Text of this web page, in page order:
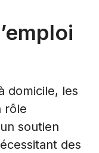
domicile, les
rôle
soutien
des